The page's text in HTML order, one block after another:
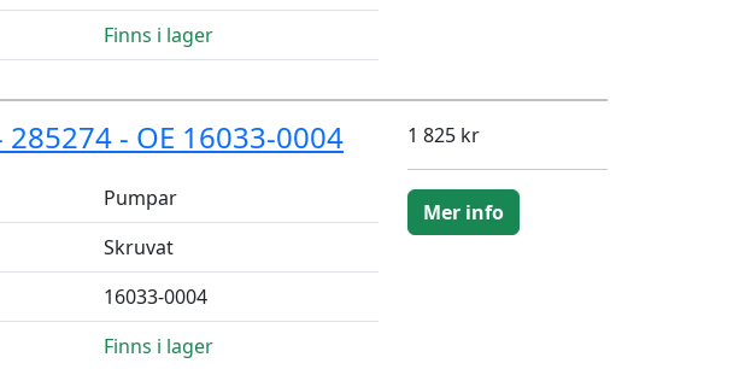
Finns i lager
285274 - OE 16033-0004
Pumpar
Skruvat
16033-0004
Finns i lager
1 825 kr
Mer info